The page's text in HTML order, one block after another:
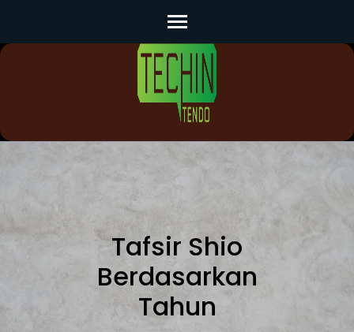
Tafsir Shio
Berdasarkan
Tahun